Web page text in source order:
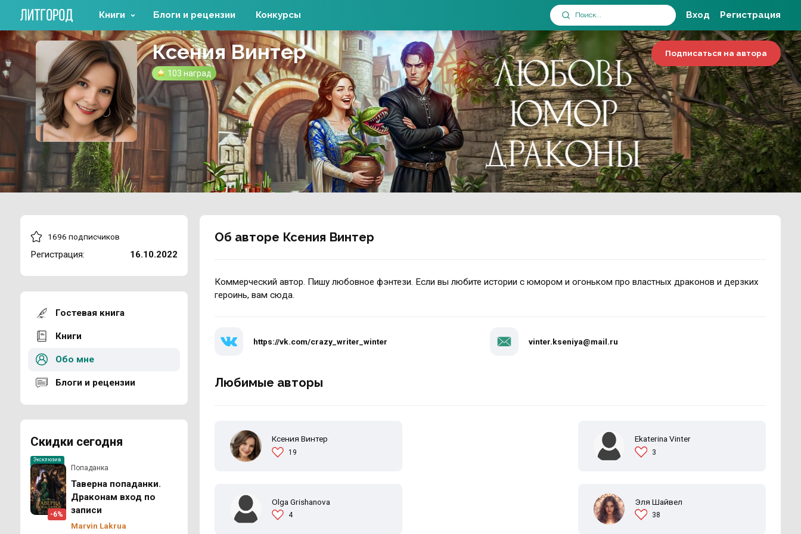
Подписаться на автора
Ксения Винтер
103 наград
1696 подписчиков
16.10.2022
Регистрация:
Гостевая книга
Книги
Обо мне
Блоги и рецензии
Скидки сегодня
Эксклюзив
-6%
Попаданка
Таверна попаданки.
Драконам вход по
записи
Marvin Lakrua
Об авторе Ксения Винтер
Коммерческий автор. Пишу любовное фэнтези. Если вы любите истории с юмором и огоньком про властных драконов и дерзких
героинь, вам сюда.
https://vk.com/crazy_writer_winter vinter.kseniya@mail.ru
Любимые авторы
Ксения Винтер
19
Ekaterina Vinter
3
Olga Grishanova
4
Эля Шайвел
38
Книги Блоги и рецензии Конкурсы Вход Регистрация